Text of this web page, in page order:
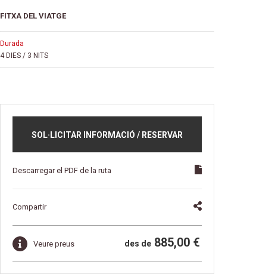
FITXA DEL VIATGE
durada
4 DIES / 3 NITS
SOL·LICITAR INFORMACIÓ / RESERVAR
Descarregar el PDF de la ruta
Compartir
Veure preus des de 885,00 €